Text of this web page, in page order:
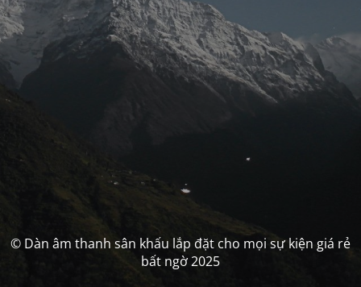
© Dàn âm thanh sân khấu lắp đặt cho mọi sự kiện giá rẻ
bất ngờ 2025